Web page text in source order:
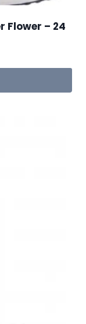
Flower – 24